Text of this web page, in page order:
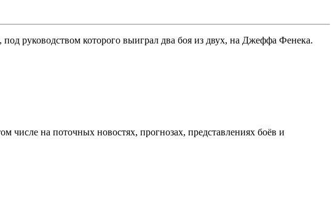
руководством которого выиграл два боя из двух, на Джеффа Фенека.
числе на поточных новостях, прогнозах, представлениях боёв и